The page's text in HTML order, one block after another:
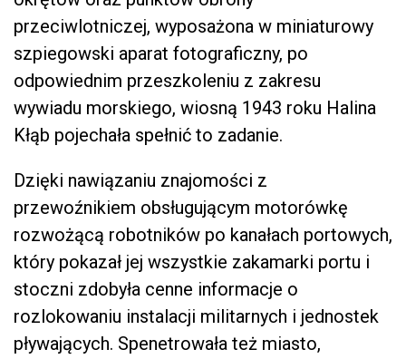
przeciwlotniczej, wyposażona w miniaturowy
szpiegowski aparat fotograficzny, po
odpowiednim przeszkoleniu z zakresu
wywiadu morskiego, wiosną 1943 roku Halina
Kłąb pojechała spełnić to zadanie.
Dzięki nawiązaniu znajomości z
przewoźnikiem obsługującym motorówkę
rozwożącą robotników po kanałach portowych,
który pokazał jej wszystkie zakamarki portu i
stoczni zdobyła cenne informacje o
rozlokowaniu instalacji militarnych i jednostek
pływających. Spenetrowała też miasto,